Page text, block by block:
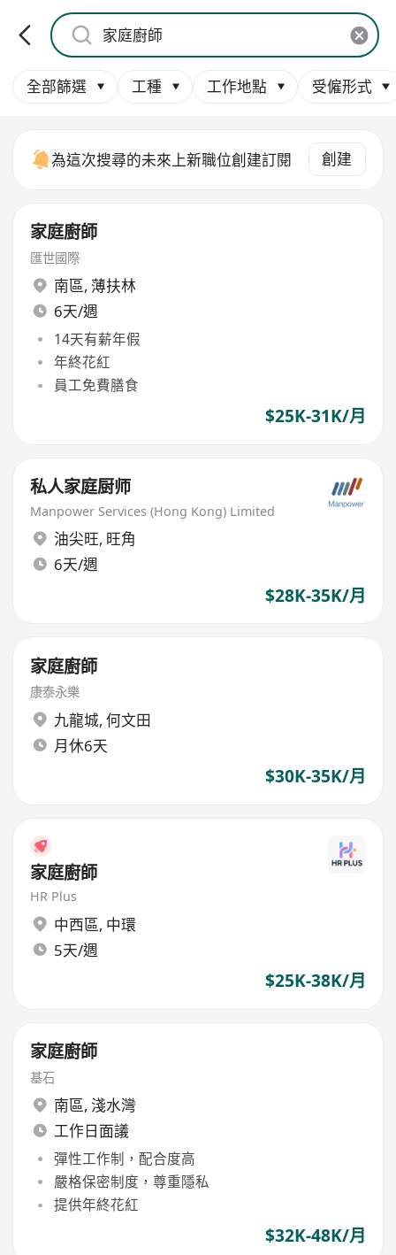
全部篩選 工種 工作地點 受僱形式
為這次搜尋的未來上新職位創建訂閱 創建
家庭廚師
匯世國際
南區, 薄扶林
6天/週
14天有薪年假
年終花紅
員工免費膳食
$25K-31K/月
私人家庭厨师
Manpower Services (Hong Kong) Limited
油尖旺, 旺角
6天/週
$28K-35K/月
家庭廚師
康泰永樂
九龍城, 何文田
月休6天
$30K-35K/月
家庭廚師
HR Plus
中西區, 中環
5天/週
$25K-38K/月
家庭廚師
基石
南區, 淺水灣
工作日面議
彈性工作制，配合度高
嚴格保密制度，尊重隱私
提供年終花紅
$32K-48K/月